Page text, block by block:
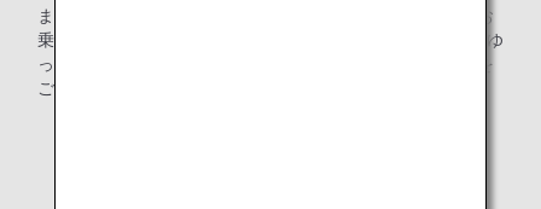
また、成田空港で降機されるお客様には、日本国内線へのお
乗り継ぎや目的地への移動前に、「ANAArrival Lounge」でゆ
ったりお過ごしいただけます。詳細は、
を
ご覧ください。